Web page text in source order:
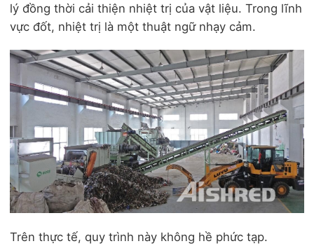
lý đồng thời cải thiện nhiệt trị của vật liệu. Trong lĩnh
vực đốt, nhiệt trị là một thuật ngữ nhạy cảm.
Trên thực tế, quy trình này không hề phức tạp.